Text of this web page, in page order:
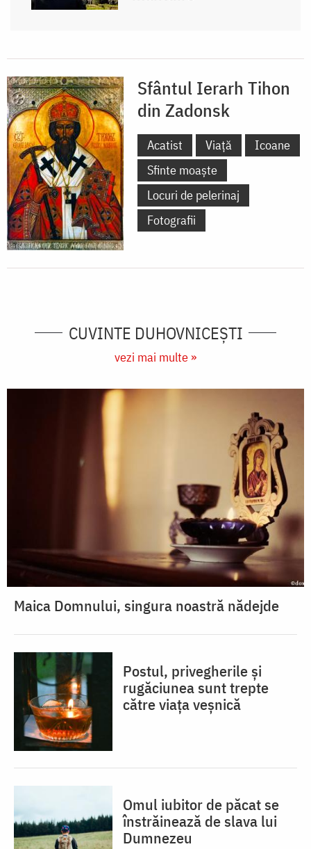
Sfântul Ierarh Tihon
din Zadonsk
Acatist Viață
Icoane
Sfinte moaște
Locuri de pelerinaj
Fotografii
CUVINTE DUHOVNICEȘTI
vezi mai multe »
Maica Domnului, singura noastră nădejde
Postul, privegherile și
rugăciunea sunt trepte
către viața veșnică
Omul iubitor de păcat se
înstrăinează de slava lui
Dumnezeu